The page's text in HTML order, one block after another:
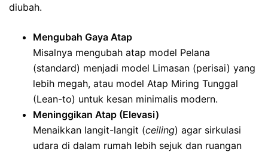
diubah.
Mengubah Gaya Atap
Misalnya mengubah atap model Pelana
(standard) menjadi model Limasan (perisai) yang
lebih megah, atau model Atap Miring Tunggal
(Lean-to) untuk kesan minimalis modern.
Meninggikan Atap (Elevasi)
Menaikkan langit-langit (ceiling) agar sirkulasi
udara di dalam rumah lebih sejuk dan ruangan